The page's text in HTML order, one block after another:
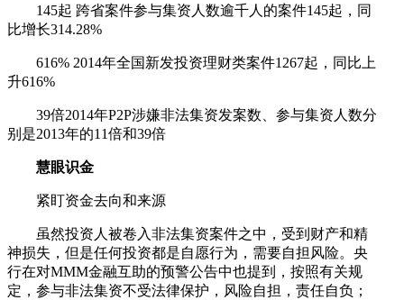
145起 跨省案件参与集资人数逾千人的案件145起，同
比增长314.28%
616% 2014年全国新发投资理财类案件1267起，同比上
升616%
39倍2014年P2P涉嫌非法集资发案数、参与集资人数分
别是2013年的11倍和39倍
慧眼识金
紧盯资金去向和来源
虽然投资人被卷入非法集资案件之中，受到财产和精
神损失，但是任何投资都是自愿行为，需要自担风险。央
行在对MMM金融互助的预警公告中也提到，按照有关规
定，参与非法集资不受法律保护，风险自担，责任自负；